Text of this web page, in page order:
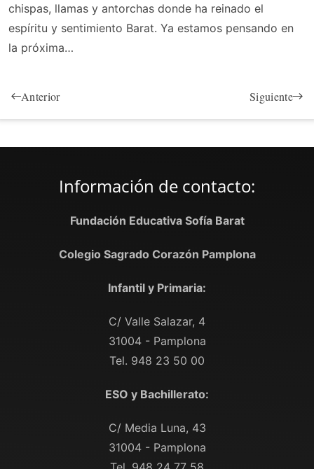
chispas, llamas y antorchas donde ha reinado el
espíritu y sentimiento Barat. Ya estamos pensando en
la próxima…
Anterior Siguiente
Información de contacto:
Fundación Educativa Sofía Barat
Colegio Sagrado Corazón Pamplona
Infantil y Primaria:
C/ Valle Salazar, 4
31004 - Pamplona
Tel. 948 23 50 00
ESO y Bachillerato:
C/ Media Luna, 43
31004 - Pamplona